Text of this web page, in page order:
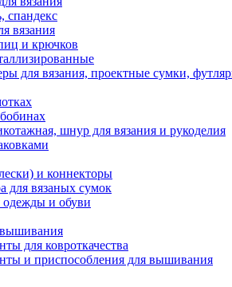
спандекс
вязания
и крючков
для вязания, проектные сумки,
шнур для вязания и рукоделия
и коннекторы
для вязаных сумок
одежды и обуви
для ковроткачества
и приспособления для вышивания